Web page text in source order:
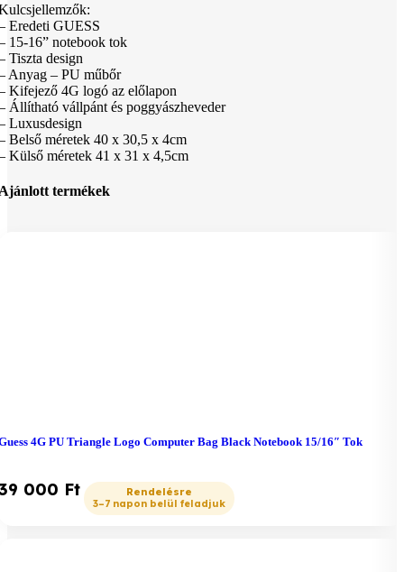
Eredeti GUESS
15-16” notebook tok
Tiszta design
Anyag – PU műbőr
Kifejező 4G logó az előlapon
Állítható vállpánt és poggyászheveder
Luxusdesign
Belső méretek 40 x 30,5 x 4cm
Külső méretek 41 x 31 x 4,5cm
termékek
4G PU Triangle Logo Computer Bag Black Notebook 15/16″ Tok
000 Ft